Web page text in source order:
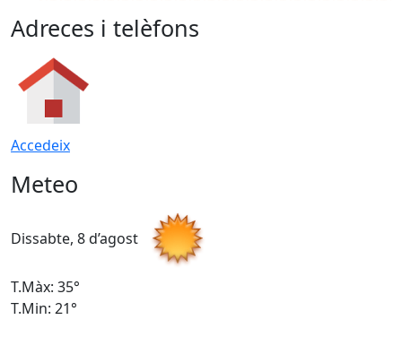
Adreces i telèfons
Accedeix
Meteo
Dissabte, 8 d’agost
T.Màx: 35°
T.Min: 21°